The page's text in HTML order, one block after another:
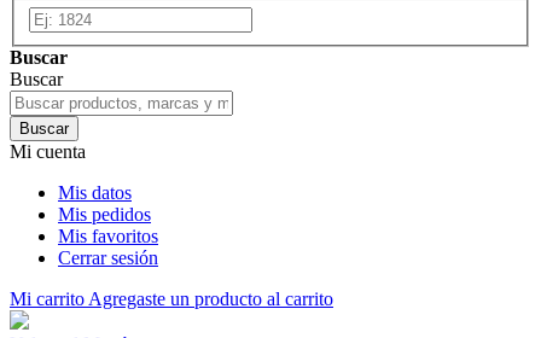
Buscar
Buscar
Buscar
Mi cuenta
Mis datos
Mis pedidos
Mis favoritos
Cerrar sesión
Mi carrito Agregaste un producto al carrito